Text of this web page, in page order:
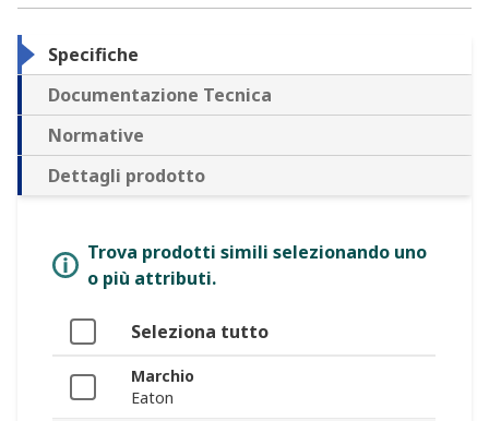
Specifiche
Documentazione Tecnica
Normative
Dettagli prodotto
Trova prodotti simili selezionando uno
o più attributi.
Seleziona tutto
Marchio
Eaton